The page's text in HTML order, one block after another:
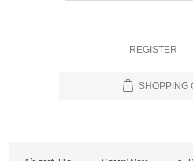
REGISTER
SHOPPING